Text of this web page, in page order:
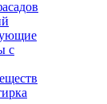
с